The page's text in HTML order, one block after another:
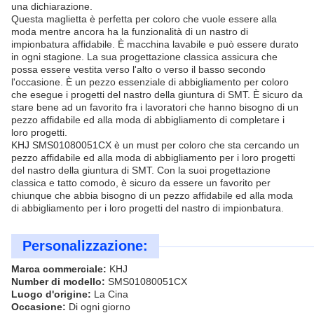
una dichiarazione.
Questa maglietta è perfetta per coloro che vuole essere alla
moda mentre ancora ha la funzionalità di un nastro di
impionbatura affidabile. È macchina lavabile e può essere durato
in ogni stagione. La sua progettazione classica assicura che
possa essere vestita verso l'alto o verso il basso secondo
l'occasione. È un pezzo essenziale di abbigliamento per coloro
che esegue i progetti del nastro della giuntura di SMT. È sicuro da
stare bene ad un favorito fra i lavoratori che hanno bisogno di un
pezzo affidabile ed alla moda di abbigliamento di completare i
loro progetti.
KHJ SMS01080051CX è un must per coloro che sta cercando un
pezzo affidabile ed alla moda di abbigliamento per i loro progetti
del nastro della giuntura di SMT. Con la suoi progettazione
classica e tatto comodo, è sicuro da essere un favorito per
chiunque che abbia bisogno di un pezzo affidabile ed alla moda
di abbigliamento per i loro progetti del nastro di impionbatura.
Personalizzazione:
Marca commerciale: KHJ
Number di modello: SMS01080051CX
Luogo d'origine: La Cina
Occasione: Di ogni giorno